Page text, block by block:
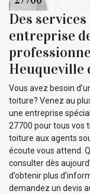
Des
entreprise
Heuqueville
Vous avez besoin
toiture? Venez au
une entreprise
27700 pour tous vos
toiture aux agents
écoute vous attend.
consulter dès
d’obtenir plus
demandez un devis